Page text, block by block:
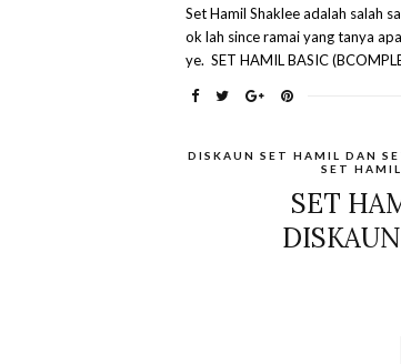
Set Hamil Shaklee adalah salah
ok lah since ramai yang tanya
ye. SET HAMIL BASIC
DISKAUN SET HAMIL DAN
SET
SET